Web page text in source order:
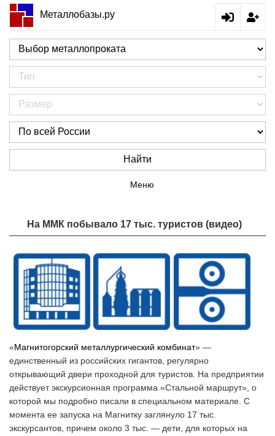
Металлобазы.ру
Найти
Меню
На ММК побывало 17 тыс. туристов (видео)
«Магнитогорский металлургический комбинат» —
единственный из российских гигантов, регулярно
открывающий двери проходной для туристов. На предприятии
действует экскурсионная программа «Стальной маршрут», о
которой мы подробно писали в специальном материале. С
момента ее запуска на Магнитку заглянуло 17 тыс.
экскурсантов, причем около 3 тыс. — дети, для которых на